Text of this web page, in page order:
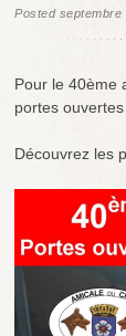
Posted septembre
Pour le 40ème
portes
Découvrez les